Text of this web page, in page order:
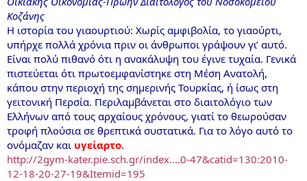
Κοζάνης
Η ιστορία του γιαουρτιού: Χωρίς αμφιβολία, το γιαούρτι,
υπήρχε πολλά χρόνια πριν οι άνθρωποι γράψουν γι’ αυτό.
Είναι πολύ πιθανό ότι η ανακάλυψη του έγινε τυχαία. Γενικά
πιστεύεται ότι πρωτοεμφανίστηκε στη Μέση Ανατολή,
κάπου στην περιοχή της σημερινής Τουρκίας, ή ίσως στη
γειτονική Περσία. Περιλαμβάνεται στο διαιτολόγιο των
Ελλήνων από τους αρχαίους χρόνους, γιατί το θεωρούσαν
τροφή πλούσια σε θρεπτικά συστατικά. Για το λόγο αυτό το
ονόμαζαν και υγείαρτο.
http://2gym-kater.pie.sch.gr/index....0-47&catid=130:2010-
12-18-20-27-19&Itemid=195